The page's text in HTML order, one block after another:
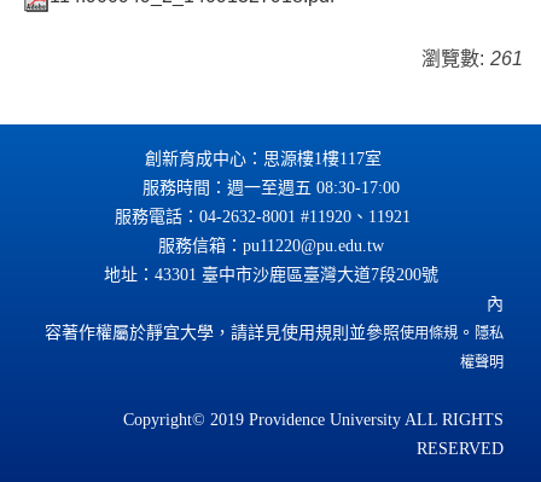
瀏覽數: 261
創新育成中心：思源樓1樓117室
服務時間 ：週一至週五 08:30-17:00
服務電話： 04-2632-8001 #11920、11921
服務信箱 ： pu11220@pu.edu.tw
地址：43301 臺中市沙鹿區臺灣大道7段200號
內
容著作權屬於靜宜大學，請詳見使用規則並參照使用條規 。 隱私
權聲明
Copyright© 2019 Providence University ALL RIGHTS
RESERVED